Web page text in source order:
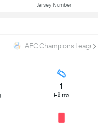
Jersey Number
AFC Champions
1
Hỗ trợ